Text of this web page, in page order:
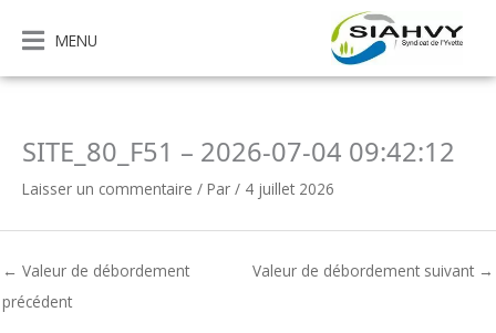
contenu
MENU
SITE_80_F51 – 2026-07-04 09:42:12
Laisser un commentaire / Par / 4 juillet 2026
← Valeur de débordement
précédent
Valeur de débordement suivant →